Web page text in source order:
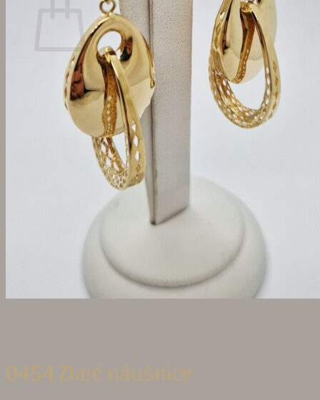
Žiadne produkty v košíku.
Vrátiť sa do obchodu
0454 Zlaté náušnice